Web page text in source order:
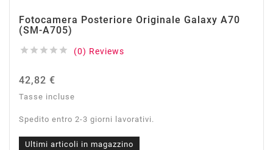
Fotocamera Posteriore Originale Galaxy A70
(SM-A705)
     (0) Reviews
42,82 €
Tasse incluse
Spedito entro 2-3 giorni lavorativi.
Ultimi articoli in magazzino